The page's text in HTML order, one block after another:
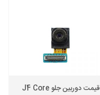
قیمت دوربین جلو J4 Core